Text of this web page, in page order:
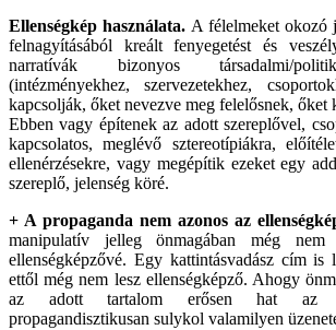
Ellenségkép használata. A félelmeket okozó
felnagyításából kreált fenyegetést és
narratívák bizonyos társadalmi/
(intézményekhez, szervezetekhez,
kapcsolják, őket nevezve meg felelősnek, őket
Ebben vagy építenek az adott szereplővel,
kapcsolatos, meglévő sztereotípiákra,
ellenérzésekre, vagy megépítik ezeket egy
szereplő, jelenség köré.
+ A propaganda nem azonos az
manipulatív jelleg önmagában még
ellenségképzővé. Egy kattintásvadász cím is
ettől még nem lesz ellenségképző. Ahogy
az adott tartalom erősen hat az
propagandisztikusan sulykol valamilyen